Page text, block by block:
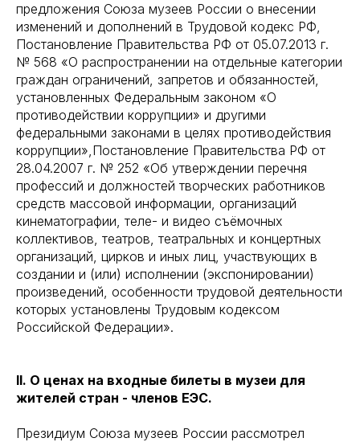
предложения Союза музеев России о внесении
изменений и дополнений в Трудовой кодекс РФ,
Постановление Правительства РФ от 05.07.2013 г.
№ 568 «О распространении на отдельные категории
граждан ограничений, запретов и обязанностей,
установленных Федеральным законом «О
противодействии коррупции» и другими
федеральными законами в целях противодействия
коррупции»,Постановление Правительства РФ от
28.04.2007 г. № 252 «Об утверждении перечня
профессий и должностей творческих работников
средств массовой информации, организаций
кинематографии, теле- и видео съёмочных
коллективов, театров, театральных и концертных
организаций, цирков и иных лиц, участвующих в
создании и (или) исполнении (экспонировании)
произведений, особенности трудовой деятельности
которых установлены Трудовым кодексом
Российской Федерации».
II. О ценах на входные билеты в музеи для
жителей стран - членов ЕЭС.
Президиум Союза музеев России рассмотрел